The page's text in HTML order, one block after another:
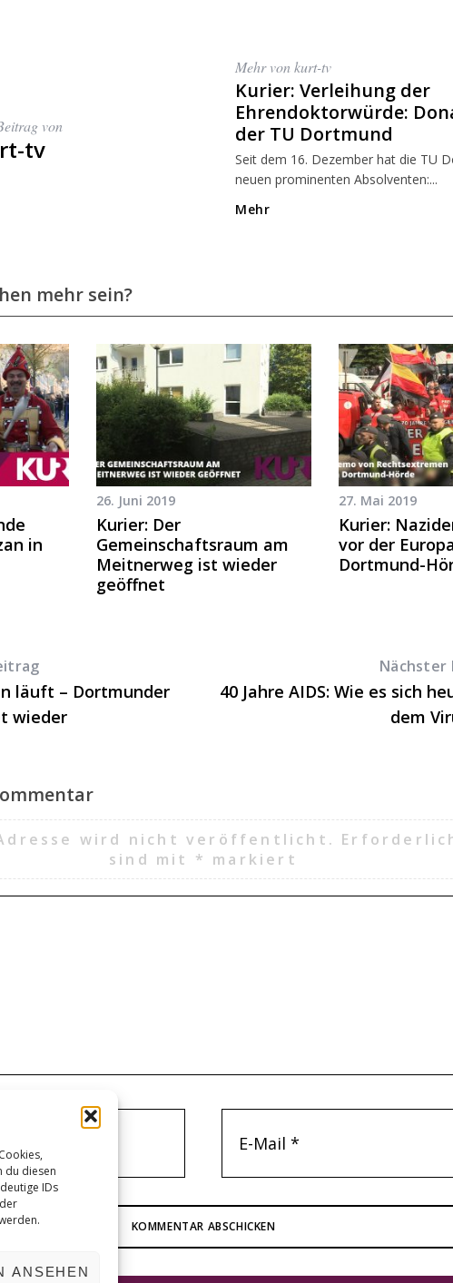
du diesen
IDs
ANSEHEN
von
tv
Mehr von kurt-tv
Kurier: Verleihung der
Ehrendoktorwürde:
der TU Dortmund
Seit dem 16. Dezember hat die TU
neuen prominenten Absolventen:...
Mehr
mehr sein?
in
26. Juni 2019
Kurier: Der
Gemeinschaftsraum am
Meitnerweg ist wieder
geöffnet
27. Mai 2019
Kurier:
vor der
Dortmund-
läuft – Dortmunder
wieder
Nächster
40 Jahre AIDS: Wie es sich
dem
wird nicht veröffentlicht.
sind mit * markiert